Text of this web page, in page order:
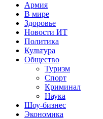
Армия
В мире
Здоровье
Новости ИТ
Политика
Культура
Общество
Туризм
Спорт
Криминал
Наука
Шоу-бизнес
Экономика